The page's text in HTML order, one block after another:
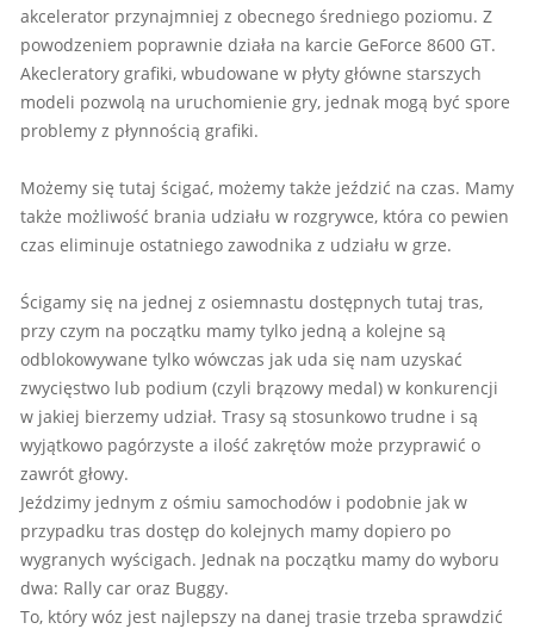
akcelerator przynajmniej z obecnego średniego poziomu. Z
powodzeniem poprawnie działa na karcie GeForce 8600 GT.
Akecleratory grafiki, wbudowane w płyty główne starszych
modeli pozwolą na uruchomienie gry, jednak mogą być spore
problemy z płynnością grafiki.
Możemy się tutaj ścigać, możemy także jeździć na czas. Mamy
także możliwość brania udziału w rozgrywce, która co pewien
czas eliminuje ostatniego zawodnika z udziału w grze.
Ścigamy się na jednej z osiemnastu dostępnych tutaj tras,
przy czym na początku mamy tylko jedną a kolejne są
odblokowywane tylko wówczas jak uda się nam uzyskać
zwycięstwo lub podium (czyli brązowy medal) w konkurencji
w jakiej bierzemy udział. Trasy są stosunkowo trudne i są
wyjątkowo pagórzyste a ilość zakrętów może przyprawić o
zawrót głowy.
Jeździmy jednym z ośmiu samochodów i podobnie jak w
przypadku tras dostęp do kolejnych mamy dopiero po
wygranych wyścigach. Jednak na początku mamy do wyboru
dwa: Rally car oraz Buggy.
To, który wóz jest najlepszy na danej trasie trzeba sprawdzić